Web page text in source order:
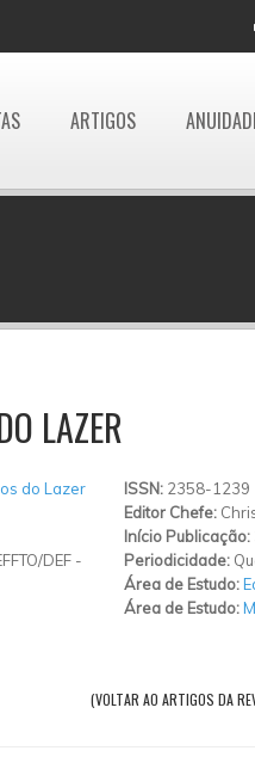
ARTIGOS
LAZER
do Lazer
DEF-
ISSN: 2358-1239
Editor Chefe:
Início Publicação:
Periodicidade:
Área de Estudo:
Área de Estudo:
(VOLTAR AO ARTIGOS DA